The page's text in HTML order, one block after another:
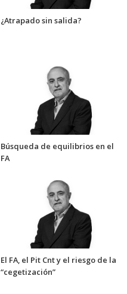
¿Atrapado sin salida?
Búsqueda de equilibrios en el
FA
El FA, el Pit Cnt y el riesgo de la
“cegetización”